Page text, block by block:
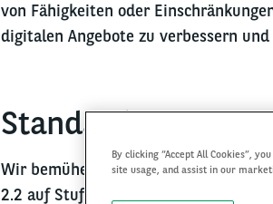
von Fähigkeiten oder
digitalen Angebote zu verbessern
Standards
Wir bemühen uns, unsere Website
2.2 auf Stufe AA zu gestalten. Diese
By clicking “Accept All Cookies”,
site usage, and assist in our